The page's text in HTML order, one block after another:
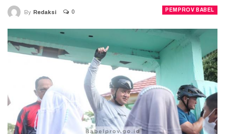
PEMPROV BABEL
By Redaksi 0